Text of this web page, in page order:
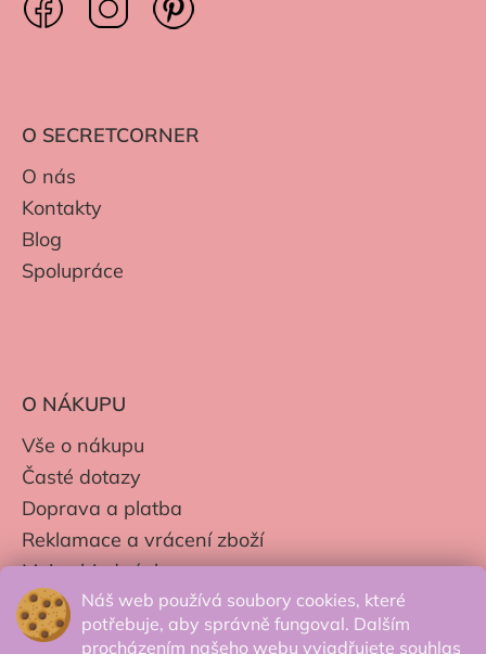
Náš web používá soubory cookies, které
potřebuje, aby správně fungoval. Dalším
procházením našeho webu vyjadřujete souhlas
O SECRETCORNER
O nás
Kontakty
Blog
Spolupráce
O NÁKUPU
Vše o nákupu
Časté dotazy
Doprava a platba
Reklamace a vrácení zboží
Moje objednávky
Obchodní podmínky
Zpracování os. údajů